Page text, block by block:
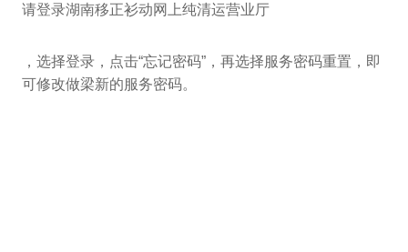
请登录湖南移正衫动网上纯清运营业厅
，选择登录，点击“忘记密码”，再选择服务密码重置，即
可修改做梁新的服务密码。